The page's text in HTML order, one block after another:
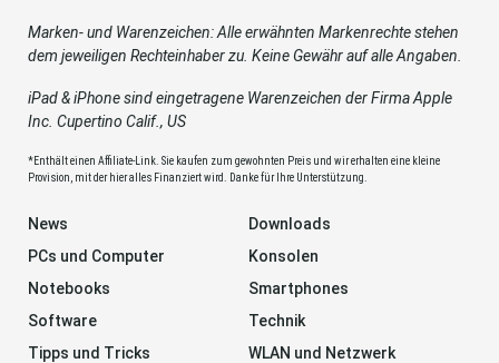
Marken- und Warenzeichen: Alle erwähnten Markenrechte stehen
dem jeweiligen Rechteinhaber zu. Keine Gewähr auf alle Angaben.
iPad & iPhone sind eingetragene Warenzeichen der Firma Apple
Inc. Cupertino Calif., US
*Enthält einen Affiliate-Link. Sie kaufen zum gewohnten Preis und wir erhalten eine kleine
Provision, mit der hier alles Finanziert wird. Danke für Ihre Unterstützung.
News
Downloads
PCs und Computer
Konsolen
Notebooks
Smartphones
Software
Technik
Tipps und Tricks
WLAN und Netzwerk